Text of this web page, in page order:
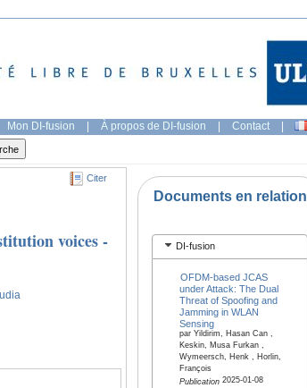
Mon DI-fusion | À propos de DI-fusion | Contact |
Citer
voices -
Documents en relation
DI-fusion
OFDM-based JCAS
under Attack: The Dual
Threat of Spoofing and
Jamming in WLAN
Sensing
par Yildirim, Hasan Can ,
Keskin, Musa Furkan ,
Wymeersch, Henk , Horlin,
François
Publication2025-01-08